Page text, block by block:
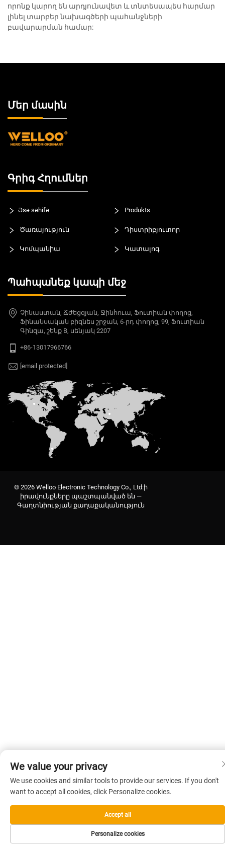
որոնք կարող են արդյունավետ և տնտեսապես հարմար
լինել տարբեր նախագծերի պահանջների
բավարարման համար:
Մեր մասին
Գրիգ Հղումներ
Əsə səhifə Produkts
Ծառայություն Դիստրիբյուտոր
Կոմպանիա Կատալոգ
Պահպանեք կապի մեջ
Չինաստան, Ճժեցզյան, Ջինհուա, Ֆուտիան փողոց,
Ֆինանսական բիզնես շրջան, 6-րդ փողոց, 99, Ֆուտիան
Գինզա, շենք B, սենյակ 2207
+86-13017966766
[email protected]
© 2026 Welloo Electronic Technology Co., Ltd:ի
իրավունքները պաշտպանված են —
Գաղտնիության քաղաքականություն
We value your privacy
We use cookies and similar tools to provide our services. If you don't
want to accept all cookies, click Personalize cookies.
Personalize cookies
Accept all